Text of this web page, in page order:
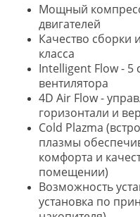
Мощный
двигателей
Качество
класса
Intelligent Flow - 5
вентилятора
4D Air Flow -
горизонтали и
Cold Plazma
плазмы
комфорта и
помещении)
Возможность
установка по